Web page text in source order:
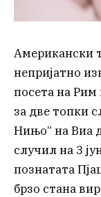
Американски
непријатно
посета на Рим
за две топки
Нињо“ на Виа
случил на 3
познатата
брзо стана